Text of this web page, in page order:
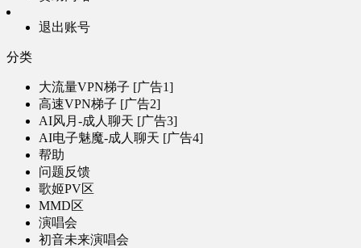
退出账号
分类
大流量VPN梯子 [广告1]
高速VPN梯子 [广告2]
AI风月-成人聊天 [广告3]
AI电子魅魔-成人聊天 [广告4]
帮助
问题反馈
歌姬PV区
MMD区
演唱会
初音未来演唱会